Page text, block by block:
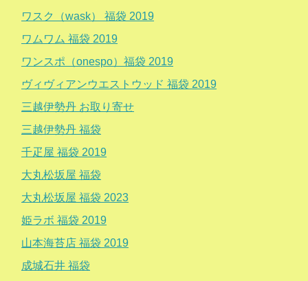
ワスク（wask） 福袋 2019
ワムワム 福袋 2019
ワンスポ（onespo）福袋 2019
ヴィヴィアンウエストウッド 福袋 2019
三越伊勢丹 お取り寄せ
三越伊勢丹 福袋
千疋屋 福袋 2019
大丸松坂屋 福袋
大丸松坂屋 福袋 2023
姫ラボ 福袋 2019
山本海苔店 福袋 2019
成城石井 福袋